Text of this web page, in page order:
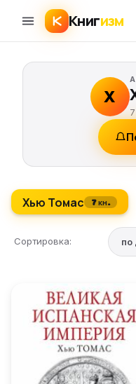
Книгизм
Х
7
Хью Томас 7 кн.
Сортировка: по